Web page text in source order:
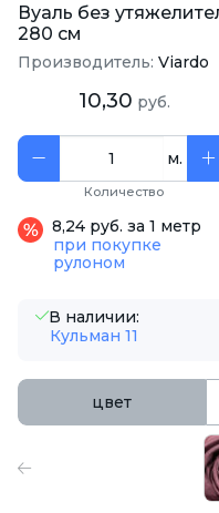
Вуаль без
280 см
Производитель: Viardo
10,30 руб.
м.
Количество
8,24 руб. за 1 метр
при покупке
рулоном
В наличии:
Кульман 11
цвет